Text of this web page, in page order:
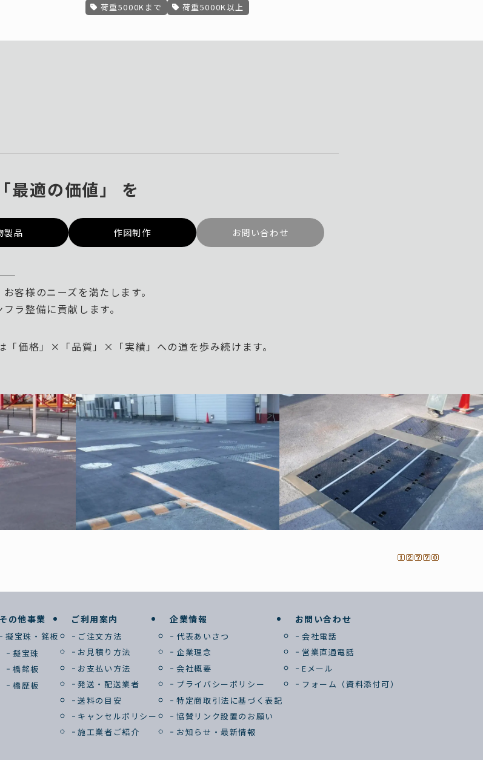
荷重5000Kまで
荷重5000K以上
適の価値」 を
製品 作図制作 お問い合わせ
客様のニーズを満たします。
ラ整備に貢献します。
「価格」×「品質」×「実績」への道を歩み続けます。
その他事業
擬宝珠・銘板
擬宝珠
橋銘板
橋歴板
ご利用案内
ご注文方法
お見積り方法
お支払い方法
発送・配送業者
送料の目安
キャンセルポリシー
施工業者ご紹介
企業情報
代表あいさつ
企業理念
会社概要
プライバシーポリシー
特定商取引法に基づく表記
協賛リンク設置のお願い
お知らせ・最新情報
お問い合わせ
会社電話
営業直通電話
Eメール
フォーム（資料添付可）